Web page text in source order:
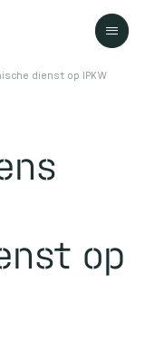
dienst op IPKW
op